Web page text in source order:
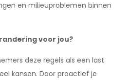
en milieuproblemen binnen
voor jou?
deze regels als een last
kansen. Door proactief je